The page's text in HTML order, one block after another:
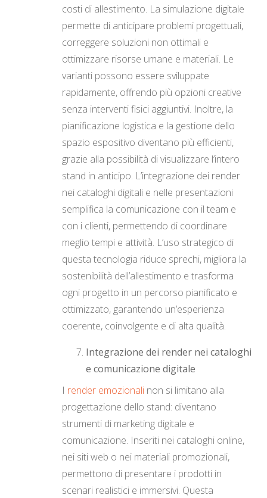
costi di allestimento. La simulazione digitale
permette di anticipare problemi progettuali,
correggere soluzioni non ottimali e
ottimizzare risorse umane e materiali. Le
varianti possono essere sviluppate
rapidamente, offrendo più opzioni creative
senza interventi fisici aggiuntivi. Inoltre, la
pianificazione logistica e la gestione dello
spazio espositivo diventano più efficienti,
grazie alla possibilità di visualizzare l’intero
stand in anticipo. L’integrazione dei render
nei cataloghi digitali e nelle presentazioni
semplifica la comunicazione con il team e
con i clienti, permettendo di coordinare
meglio tempi e attività. L’uso strategico di
questa tecnologia riduce sprechi, migliora la
sostenibilità dell’allestimento e trasforma
ogni progetto in un percorso pianificato e
ottimizzato, garantendo un’esperienza
coerente, coinvolgente e di alta qualità.
Integrazione dei render nei cataloghi
e comunicazione digitale
I render emozionali non si limitano alla
progettazione dello stand: diventano
strumenti di marketing digitale e
comunicazione. Inseriti nei cataloghi online,
nei siti web o nei materiali promozionali,
permettono di presentare i prodotti in
scenari realistici e immersivi. Questa